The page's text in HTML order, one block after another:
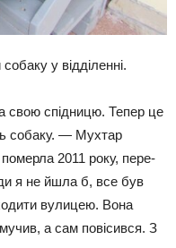
у відділенні.
свою спідницю. Тепер це
собаку. — Мухтар
2011 року, пере­
я не йшла б, все був
вулицею. Вона
а сам повісився. З